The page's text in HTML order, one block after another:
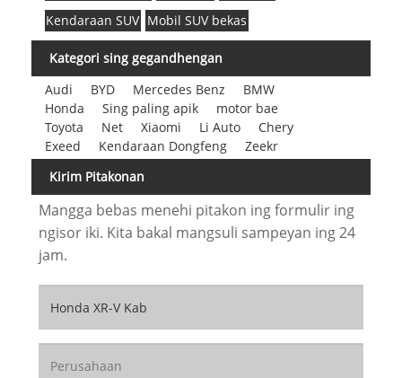
Kendaraan SUV Mobil SUV bekas
Kategori sing gegandhengan
Audi
BYD Mercedes Benz
BMW
Honda
Sing paling apik
motor bae
Toyota
Net Xiaomi Li Auto
Chery
Exeed
Kendaraan Dongfeng
Zeekr
Kirim Pitakonan
Mangga bebas menehi pitakon ing formulir ing
ngisor iki. Kita bakal mangsuli sampeyan ing 24
jam.